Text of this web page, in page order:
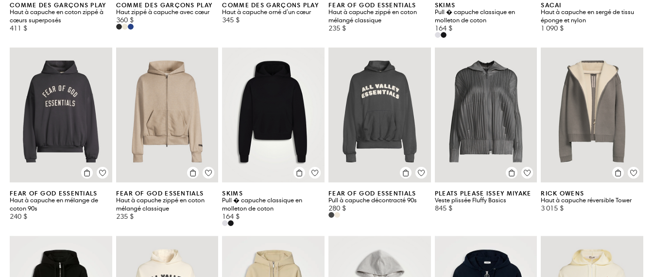
COMME DES GARÇONS PLAY
Haut à capuche en coton zippé à
cœurs superposés
411 $
COMME DES GARÇONS PLAY
Haut zippé à capuche avec cœur
360 $
COMME DES GARÇONS PLAY
Haut à capuche orné d'un cœur
345 $
FEAR OF GOD ESSENTIALS
Haut à capuche zippé en coton
mélangé classique
235 $
SKIMS
Pull � capuche classique en
molleton de coton
164 $
SACAI
Haut à capuche en sergé de tissu
éponge et nylon
1 090 $
FEAR OF GOD ESSENTIALS
Haut à capuche en mélange de
coton 90s
240 $
FEAR OF GOD ESSENTIALS
Haut à capuche zippé en coton
mélangé classique
235 $
SKIMS
Pull � capuche classique en
molleton de coton
164 $
FEAR OF GOD ESSENTIALS
Pull à capuche décontracté 90s
280 $
PLEATS PLEASE ISSEY MIYAKE
Veste plissée Fluffy Basics
845 $
RICK OWENS
Haut à capuche réversible Tower
3 015 $